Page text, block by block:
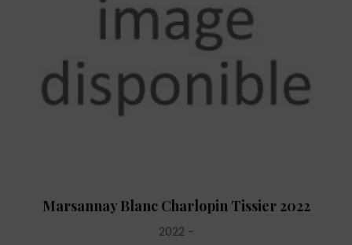
Marsannay Blanc Charlopin Tissier 2022
2022